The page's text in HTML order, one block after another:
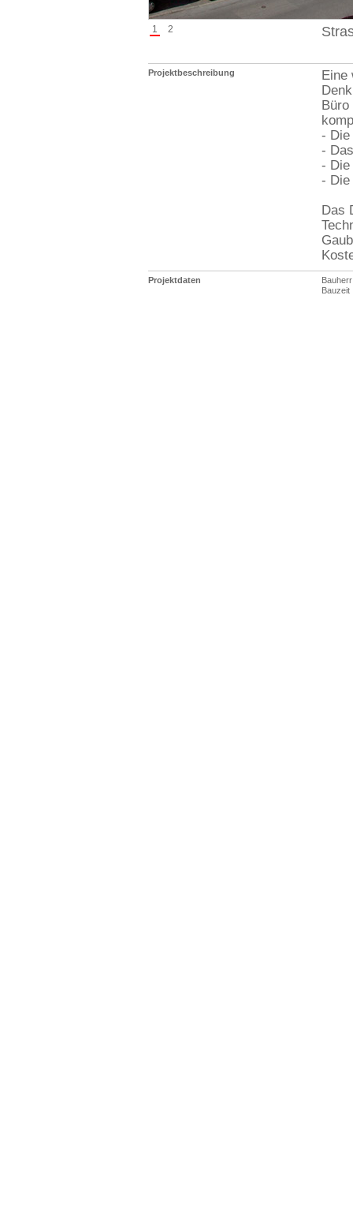
1 2
Projektbeschreibung
Eine
Büro
- Die
-
- Die
- Die
Das
Projektdaten
Bauherr
Bauzeit